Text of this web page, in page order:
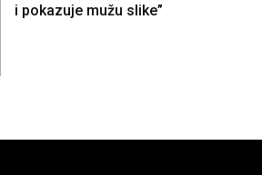
i pokazuje mužu slike”